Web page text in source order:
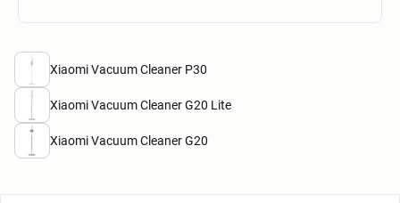
Xiaomi Vacuum Cleaner P30
Xiaomi Vacuum Cleaner G20 Lite
Xiaomi Vacuum Cleaner G20